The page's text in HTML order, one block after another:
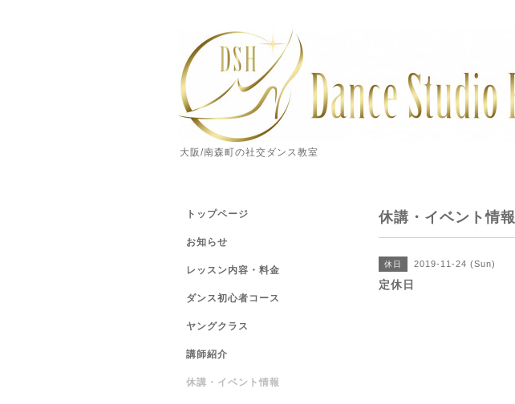
大阪/南森町の社交ダンス教室
休講・イベント情報
休日 2019-11-24 (Sun)
定休日
トップページ
お知らせ
レッスン内容・料金
ダンス初心者コース
ヤングクラス
講師紹介
休講・イベント情報